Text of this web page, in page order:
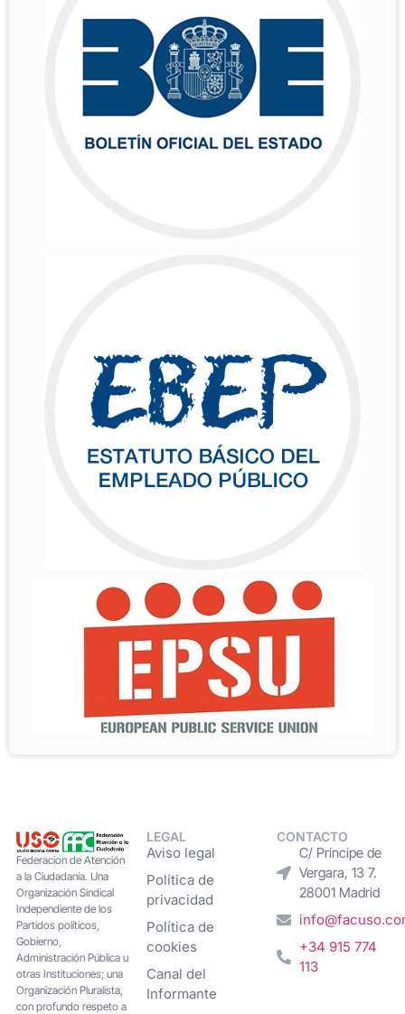
Federacion de Atención
a la Ciudadanía. Una
Organización Sindical
Independiente de los
Partidos políticos,
Gobierno,
Administración Pública u
otras Instituciones; una
Organización Pluralista,
con profundo respeto a
LEGAL
Aviso legal
Política de
privacidad
Política de
cookies
Canal del
Informante
CONTACTO
C/ Príncipe de
Vergara, 13 7.
28001 Madrid
+34 915 774
113